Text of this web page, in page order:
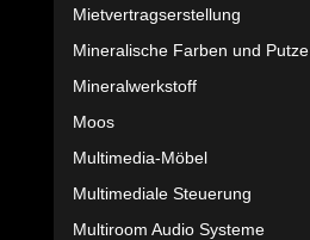
Mietvertragserstellung
Mineralische Farben und Putze
Mineralwerkstoff
Moos
Multimedia-Möbel
Multimediale Steuerung
Multiroom Audio Systeme